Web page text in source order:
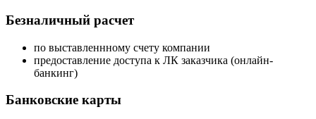
Безналичный расчет
по выставленнному счету компании
предоставление доступа к ЛК заказчика (онлайн-
банкинг)
Банковские карты